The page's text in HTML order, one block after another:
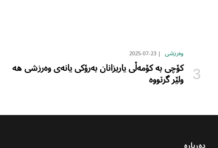
وەرزشی 2025-07-23
کۆچی بە کۆمەڵی یاریزانان بەرۆکی یانەی وەرزشی هە
ولێر گرتووە